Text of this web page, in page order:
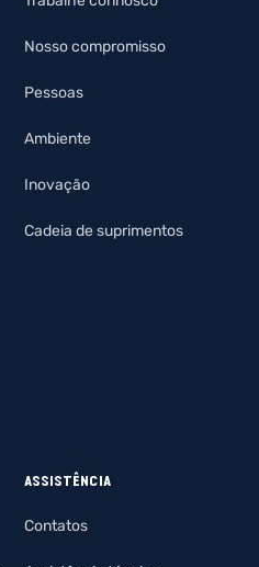
Nosso compromisso
Pessoas
Ambiente
Inovação
Cadeia de suprimentos
ASSISTÊNCIA
Contatos